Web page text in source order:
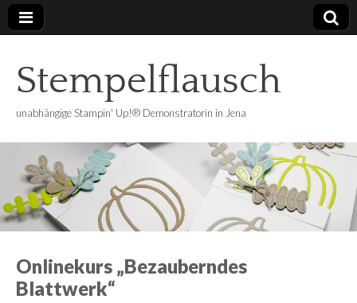
Stempelflausch
unabhängige Stampin' Up!® Demonstratorin in Jena
Onlinekurs „Bezauberndes
Blattwerk“